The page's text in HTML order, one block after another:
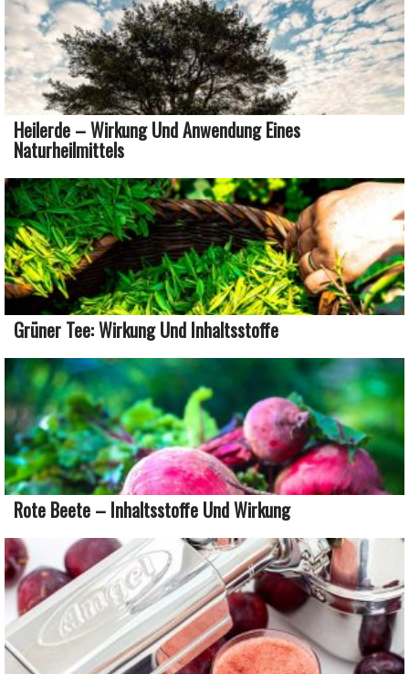
Heilerde – Wirkung Und Anwendung Eines
Naturheilmittels
Grüner Tee: Wirkung Und Inhaltsstoffe
Rote Beete – Inhaltsstoffe Und Wirkung